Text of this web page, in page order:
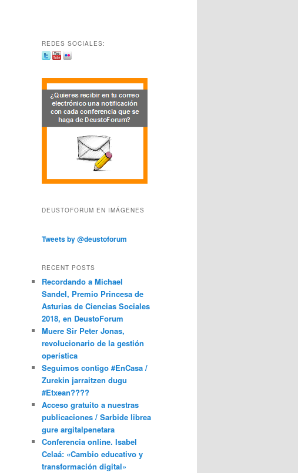
REDES SOCIALES:
DEUSTOFORUM EN IMÁGENES
Tweets by @deustoforum
RECENT POSTS
Recordando a Michael
Sandel, Premio Princesa de
Asturias de Ciencias Sociales
2018, en DeustoForum
Muere Sir Peter Jonas,
revolucionario de la gestión
operística
Seguimos contigo #EnCasa /
Zurekin jarraitzen dugu
#Etxean????
Acceso gratuito a nuestras
publicaciones / Sarbide librea
gure argitalpenetara
Conferencia online. Isabel
Celaá: «Cambio educativo y
transformación digital»